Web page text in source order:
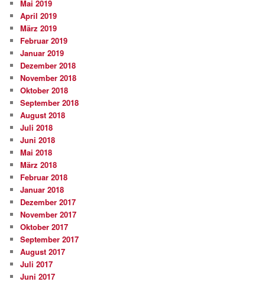
Mai 2019
April 2019
März 2019
Februar 2019
Januar 2019
Dezember 2018
November 2018
Oktober 2018
September 2018
August 2018
Juli 2018
Juni 2018
Mai 2018
März 2018
Februar 2018
Januar 2018
Dezember 2017
November 2017
Oktober 2017
September 2017
August 2017
Juli 2017
Juni 2017